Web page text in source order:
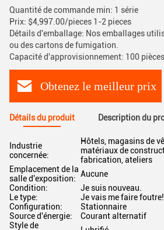
Quantité de commande min: 1 série
Prix: $4,997.00/pieces 1-2 pieces
Détails d'emballage: Nos emballages
ou des cartons de fumigation.
Capacité d'approvisionnement: 100
Obtenez le meilleur prix
Détails du produit Description du
Industrie
concernée:
Hôtels, magasins de
matériaux de
fabrication, ateliers
Emplacement de la
salle d'exposition: Aucune
Condition:
Je suis nouveau.
Le type:
Je vais me faire foutre!
Configuration:
Stationnaire
Source d'énergie:
Courant alternatif
Style de